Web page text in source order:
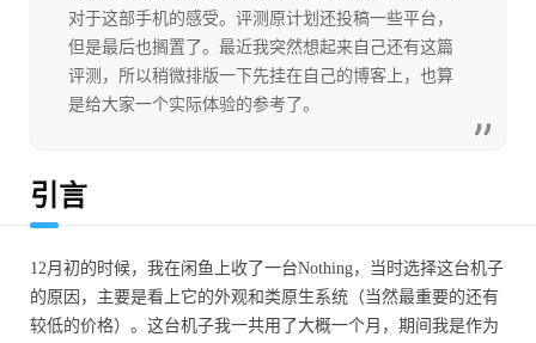
对于这部手机的感受。评测原计划还投稿一些平台，
但是最后也搁置了。最近我突然想起来自己还有这篇
评测，所以稍微排版一下先挂在自己的博客上，也算
是给大家一个实际体验的参考了。
引言
12月初的时候，我在闲鱼上收了一台Nothing，当时选择这台机子
的原因，主要是看上它的外观和类原生系统（当然最重要的还有
较低的价格）。这台机子我一共用了大概一个月，期间我是作为